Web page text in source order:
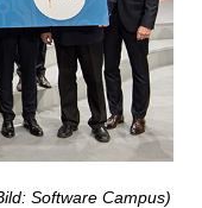
Software Campus)